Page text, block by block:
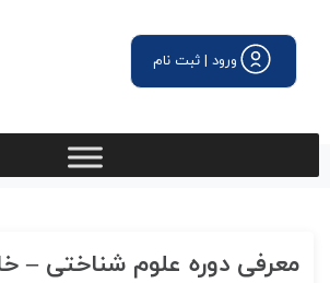
ورود | ثبت نام
معرفی دوره علوم شناختی –